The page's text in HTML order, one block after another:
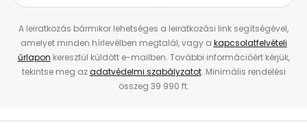
A leiratkozás bármikor lehetséges a leiratkozási link segítségével,
amelyet minden hírlevélben megtalál, vagy a kapcsolatfelvételi
űrlapon keresztül küldött e-mailben. További információért kérjük,
tekintse meg azadatvédelmi szabályzatot. Minimális rendelési
összeg 39 990 ft.